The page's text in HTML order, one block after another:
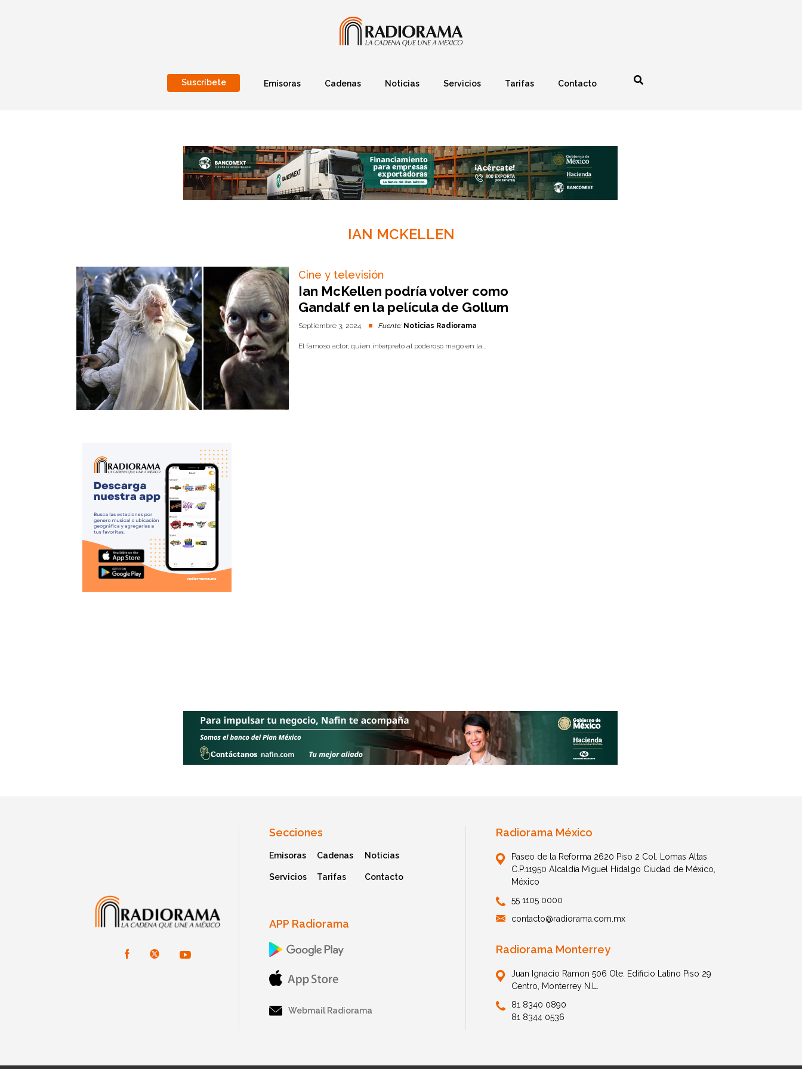
Suscríbete Emisoras Cadenas Noticias Servicios Tarifas Contacto
IAN MCKELLEN
Cine y televisión
Ian McKellen podría volver como
Gandalf en la película de Gollum
Septiembre 3, 2024 Fuente: Noticias Radiorama
El famoso actor, quien interpretó al poderoso mago en la...
Secciones
Emisoras Cadenas Noticias
Servicios Tarifas Contacto
APP Radiorama
Webmail Radiorama
Radiorama México
Paseo de la Reforma 2620 Piso 2 Col. Lomas Altas
C.P.11950 Alcaldía Miguel Hidalgo Ciudad de México,
México
55 1105 0000
contacto@radiorama.com.mx
Radiorama Monterrey
Juan Ignacio Ramon 506 Ote. Edificio Latino Piso 29
Centro, Monterrey N.L.
81 8340 0890
81 8344 0536